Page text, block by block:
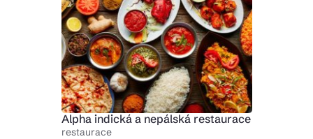
Alpha indická a nepálská restaurace
restaurace